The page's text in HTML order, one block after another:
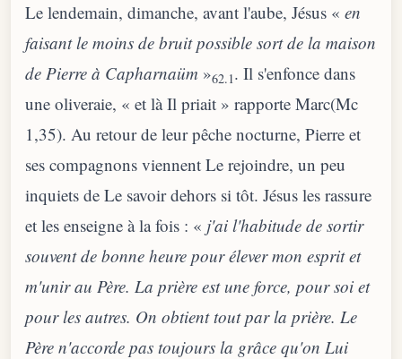
Le lendemain, dimanche, avant l'aube, Jésus « en
faisant le moins de bruit possible sort de la maison
de Pierre à Capharnaüm »62.1. Il s'enfonce dans
une oliveraie, « et là Il priait » rapporte Marc(Mc
1,35). Au retour de leur pêche nocturne, Pierre et
ses compagnons viennent Le rejoindre, un peu
inquiets de Le savoir dehors si tôt. Jésus les rassure
et les enseigne à la fois : « j'ai l'habitude de sortir
souvent de bonne heure pour élever mon esprit et
m'unir au Père. La prière est une force, pour soi et
pour les autres. On obtient tout par la prière. Le
Père n'accorde pas toujours la grâce qu'on Lui